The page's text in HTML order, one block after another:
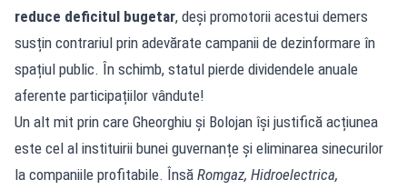
reduce deficitul bugetar, deși promotorii acestui demers
susțin contrariul prin adevărate campanii de dezinformare în
spațiul public. În schimb, statul pierde dividendele anuale
aferente participațiilor vândute!
Un alt mit prin care Gheorghiu și Bolojan își justifică acțiunea
este cel al instituirii bunei guvernanțe și eliminarea sinecurilor
la companiile profitabile. Însă Romgaz, Hidroelectrica,